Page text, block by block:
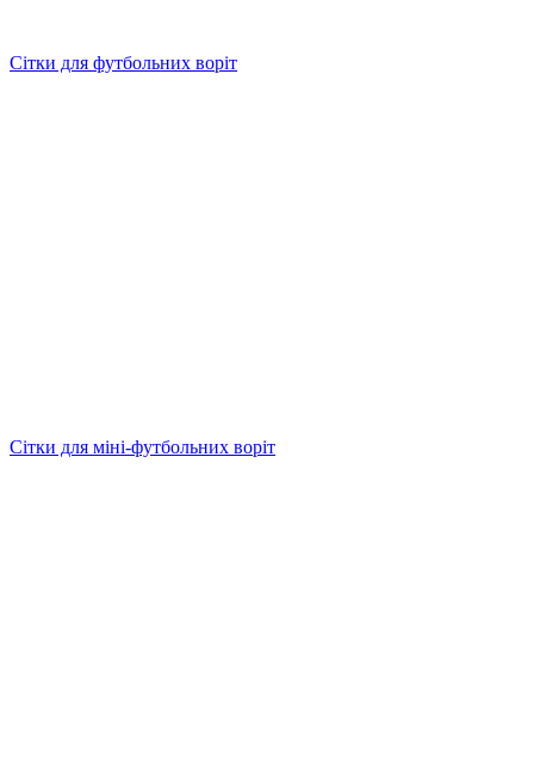
Сітки для футбольних воріт
Сітки для міні-футбольних воріт